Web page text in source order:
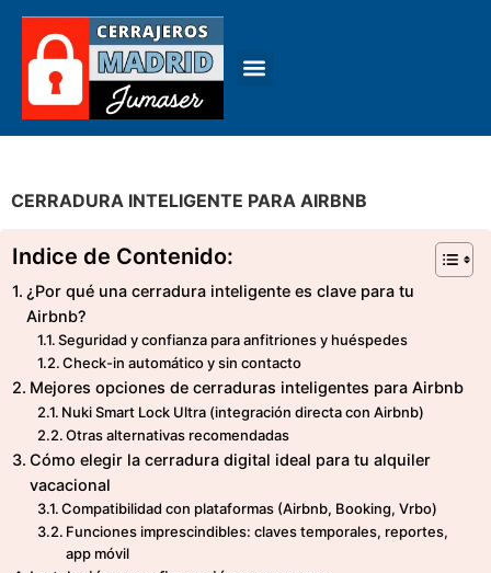
CERRADURA INTELIGENTE PARA AIRBNB
Indice de Contenido:
¿Por qué una cerradura inteligente es clave para tu
Airbnb?
Seguridad y confianza para anfitriones y huéspedes
Check-in automático y sin contacto
Mejores opciones de cerraduras inteligentes para Airbnb
Nuki Smart Lock Ultra (integración directa con Airbnb)
Otras alternativas recomendadas
Cómo elegir la cerradura digital ideal para tu alquiler
vacacional
Compatibilidad con plataformas (Airbnb, Booking, Vrbo)
Funciones imprescindibles: claves temporales, reportes,
app móvil